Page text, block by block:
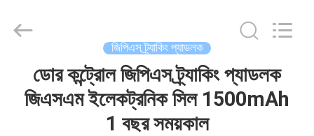
জিপিএস ট্র্যাকিং প্যাডলক
ডোর কন্ট্রোল জিপিএস ট্র্যাকিং প্যাডলক
জিএসএম ইলেকট্রনিক সিল 1500mAh
1 বছর সময়কাল